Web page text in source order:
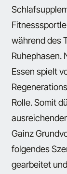
während des
Ruhephasen.
Essen spielt
Rolle. Somit
Gainz
folgendes
gearbeitet